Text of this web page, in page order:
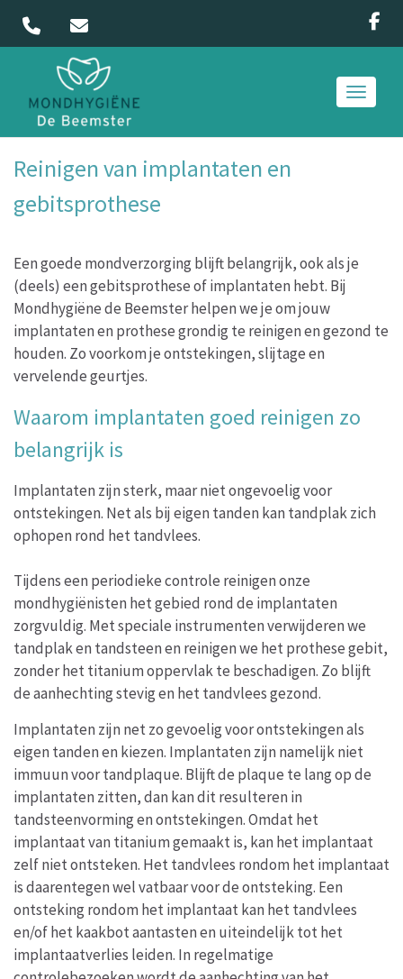
Reinigen van implantaten en
gebitsprothese
Een goede mondverzorging blijft belangrijk, ook als je
(deels) een gebitsprothese of implantaten hebt. Bij
Mondhygiëne de Beemster helpen we je om jouw
implantaten en prothese grondig te reinigen en gezond te
houden. Zo voorkom je ontstekingen, slijtage en
vervelende geurtjes.
Waarom implantaten goed reinigen zo
belangrijk is
Implantaten zijn sterk, maar niet ongevoelig voor
ontstekingen. Net als bij eigen tanden kan tandplak zich
ophopen rond het tandvlees.
Tijdens een periodieke controle reinigen onze
mondhygiënisten het gebied rond de implantaten
zorgvuldig. Met speciale instrumenten verwijderen we
tandplak en tandsteen en reinigen we het prothese gebit,
zonder het titanium oppervlak te beschadigen. Zo blijft
de aanhechting stevig en het tandvlees gezond.
Implantaten zijn net zo gevoelig voor ontstekingen als
eigen tanden en kiezen. Implantaten zijn namelijk niet
immuun voor tandplaque. Blijft de plaque te lang op de
implantaten zitten, dan kan dit resulteren in
tandsteenvorming en ontstekingen. Omdat het
implantaat van titanium gemaakt is, kan het implantaat
zelf niet ontsteken. Het tandvlees rondom het implantaat
is daarentegen wel vatbaar voor de ontsteking. Een
ontsteking rondom het implantaat kan het tandvlees
en/of het kaakbot aantasten en uiteindelijk tot het
implantaatverlies leiden. In regelmatige